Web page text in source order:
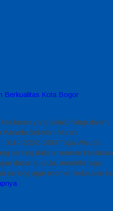
Berkualitas Kota Bogor
yang selalu hidup dalam
Wisuda Sekolah Murah
0812-2282-1060 Toga Wisuda
penting dalam momen kelulusan
dasar itu pula, memiliki toga
penting agar momen kelulusan ini